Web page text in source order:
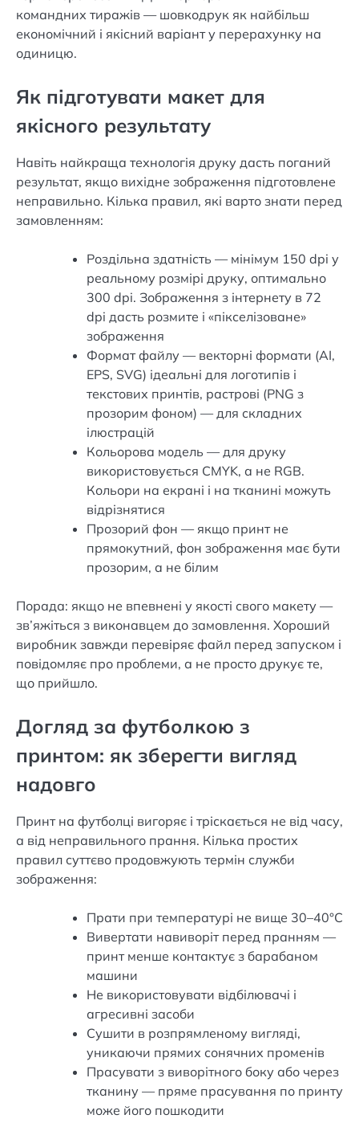
командних тиражів — шовкодрук як найбільш
економічний і якісний варіант у перерахунку на
одиницю.
Як підготувати макет для
якісного результату
Навіть найкраща технологія друку дасть поганий
результат, якщо вихідне зображення підготовлене
неправильно. Кілька правил, які варто знати перед
замовленням:
Роздільна здатність — мінімум 150 dpi у
реальному розмірі друку, оптимально
300 dpi. Зображення з інтернету в 72
dpi дасть розмите і «пікселізоване»
зображення
Формат файлу — векторні формати (AI,
EPS, SVG) ідеальні для логотипів і
текстових принтів, растрові (PNG з
прозорим фоном) — для складних
ілюстрацій
Кольорова модель — для друку
використовується CMYK, а не RGB.
Кольори на екрані і на тканині можуть
відрізнятися
Прозорий фон — якщо принт не
прямокутний, фон зображення має бути
прозорим, а не білим
Порада: якщо не впевнені у якості свого макету —
зв’яжіться з виконавцем до замовлення. Хороший
виробник завжди перевіряє файл перед запуском і
повідомляє про проблеми, а не просто друкує те,
що прийшло.
Догляд за футболкою з
принтом: як зберегти вигляд
надовго
Принт на футболці вигоряє і тріскається не від часу,
а від неправильного прання. Кілька простих
правил суттєво продовжують термін служби
зображення:
Прати при температурі не вище 30–40°C
Вивертати навиворіт перед пранням —
принт менше контактує з барабаном
машини
Не використовувати відбілювачі і
агресивні засоби
Сушити в розпрямленому вигляді,
уникаючи прямих сонячних променів
Прасувати з виворітного боку або через
тканину — пряме прасування по принту
може його пошкодити